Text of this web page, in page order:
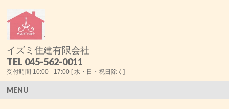
イズミ住建有限会社
TEL 045-562-0011
受付時間 10:00 - 17:00 [ 水・日・祝日除く]
MENU